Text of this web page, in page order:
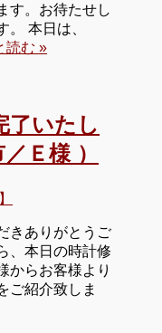
す。お待たせし
本日は、
読む »
了いたし
Ｅ様 ）
きありがとうご
、本日の時計修
からお客様より
ご紹介致しま